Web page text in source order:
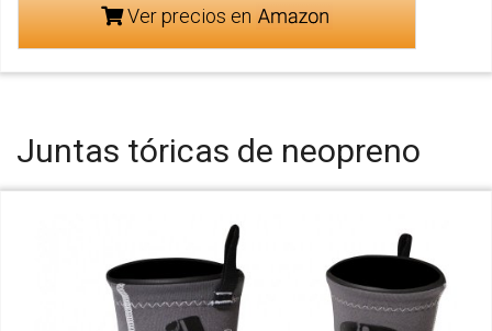
Ver precios en
Juntas tóricas de neopreno